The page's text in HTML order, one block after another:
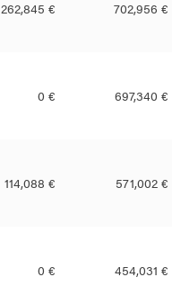
262,845 € 702,956 €
0 € 697,340 €
114,088 € 571,002 €
0 € 454,031 €